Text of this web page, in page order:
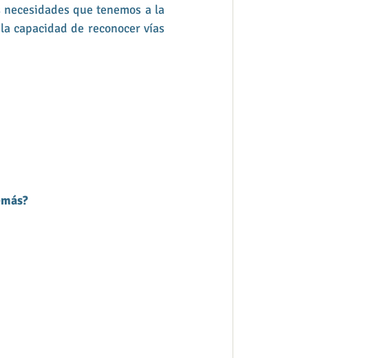
que tenemos a la
capacidad de reconocer vías